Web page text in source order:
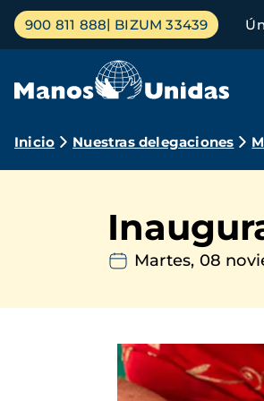
Pasar
contenido
Menú
principal
900 811 888 BIZUM 33439
Ruta
navegación
Inicio Nuestras delegaciones
Martes, 08